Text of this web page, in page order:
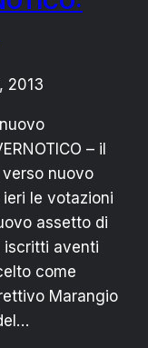
2013
– il
nuovo
le votazioni
assetto di
iscritti aventi
come
Marangio